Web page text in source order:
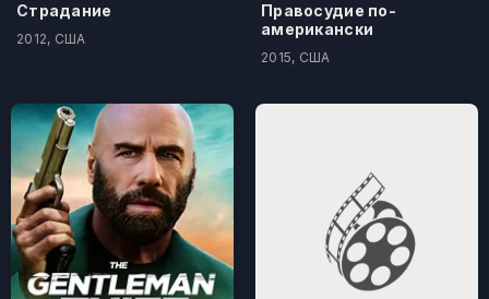
Страдание
2012, США
Правосудие по-
американски
2015, США